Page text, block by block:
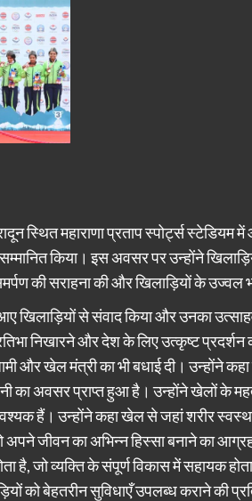
स्थित महाराणा प्रताप स्पोर्ट्स स्टेडियम
सम्मानित किया। इस अवसर पर उन्होंने
की सराहना की और खिलाड़ियों के उज्वल
खिलाड़ियों से संवाद किया और उनका
निखारने और देश के लिए उत्कृष्ट
और खेल मंत्री का भी बधाई दी। उन्होंने
का अवसर प्राप्त हुआ है। उन्होंने खेलों के
हैं। उन्होंने कहा खेल से जहां शरीर स्वस्थ
जीवन का अभिन्न हिस्सा बनाने का
है, जो व्यक्ति के संपूर्ण विकास में सहायक
को बेहतरीन सुविधाएँ उपलब्ध कराने की